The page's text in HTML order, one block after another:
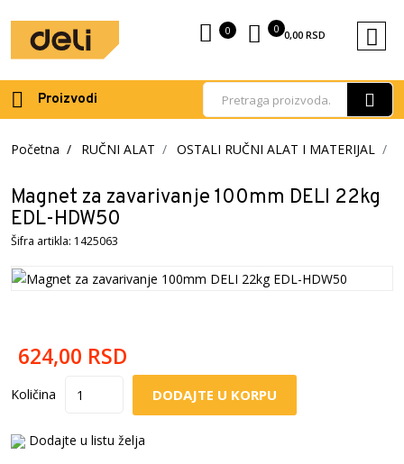
Proizvodi
0 0,00 RSD
0
Početna RUČNI ALAT OSTALI RUČNI ALAT I MATERIJAL
Magnet za zavarivanje 100mm DELI 22kg
EDL-HDW50
Šifra artikla: 1425063
624,00 RSD
Količina DODAJTE U KORPU
Dodajte u listu želja